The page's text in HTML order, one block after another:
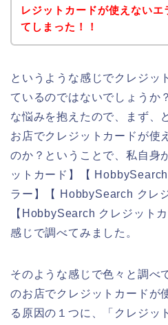
レジットカードが使えないエ
てしまった！！
というような感じでクレジッ
ているのではないでしょうか
な悩みを抱えたので、まず、
お店でクレジットカードが使
のか？ということで、私自身
ットカード】【
ラー】【 HobbySearch クレ
【HobbySearch クレジット
感じで調べてみました。
そのような感じで色々と調べ
のお店でクレジットカードが
る原因の１つに、「クレジッ